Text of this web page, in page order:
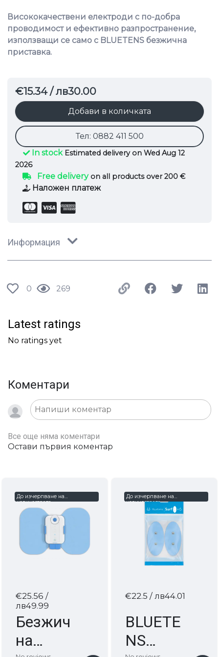
Висококачествени електроди с по-добра
проводимост и ефективно разпространение,
използващи се само с BLUETENS безжична
приставка.
€15.34/ лв30.00
Добави в количката
Тел: 0882 411 500
In stock Estimated delivery on Wed Aug 12
2026
Free delivery on all products over 200 €
Наложен платеж
Информация
0 269
Latest ratings
No ratings yet
Коментари
Все още няма коментари
Остави първия коментар
До изчерпване на
количествата
Безжич
на
€25.56 /
лв49.99
До изчерпване на
количествата
BLUETE
NS
€22.5 / лв44.01